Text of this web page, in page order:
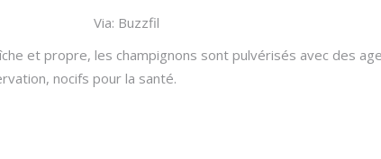
Via: Buzzfil
et propre, les champignons sont pulvérisés avec des
nocifs pour la santé.